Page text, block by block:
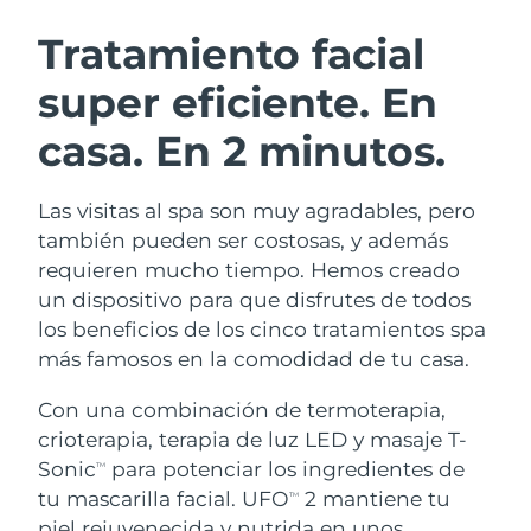
Tratamiento facial
super eficiente. En
casa. En 2 minutos.
Las visitas al spa son muy agradables, pero
también pueden ser costosas, y además
requieren mucho tiempo. Hemos creado
un dispositivo para que disfrutes de todos
los beneficios de los cinco tratamientos spa
más famosos en la comodidad de tu casa.
Con una combinación de termoterapia,
crioterapia, terapia de luz LED y masaje T-
SonicTM
para potenciar los ingredientes de
tu mascarilla facial. UFOTM
2 mantiene tu
Limpieza facial
Anti-aging massage
LUNA™ 4 Plus
Massage, LED heating
LUNA™ 4 Men
For men, anti-aging massage
Lifting facial
Microcurrent toning
BEAR™ 2 go
Microcurrent toning on-the-go
BEAR™ 2 eyes & lips
Microcurrent line smoothing device
Hidratación
UFO™ 3 pack
Deep facial hydration
UFO™ 3 LED
Near-infrared and red light therapy
device
Cuidado bucal
issa™ 4
Hybrid silicone sonic toothbrush
issa™ 4 plus
Smart hybrid silicone sonic toothbrush
TRATAMIENTO ANTIEDAD FAQ™
Antiedad Tratamientos LED
NEW
Austria Entrega prevista
Baréin Entrega prevista
Bélgica Entrega prevista
Bermudas Entrega prevista8/14/26
Bosnia y Herzegovina Entrega prevista 8/11/26
Brunéi
Bulgaria Entrega prevista8/8/26
Canadá Entrega prevista 8/12/26
Chile Entrega prevista 8/12/26